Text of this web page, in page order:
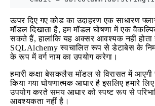
ऊपर दिए गए कोड का उदाहरण एक साधारण
मॉडल दिखाता है, हम मॉडल घोषणा में एक
सकते हैं, हालांकि यह अक्सर आवश्यक नहीं होता
SQLAlchemy स्वचालित रूप से डेटाबेस के
के रूप में वर्ग नाम का उपयोग करेगा।
हमारी कक्षा बेसकलैस मॉडल से विरासत में आएगी
किया गया घोषणात्मक आधार है इसलिए हमारे
उपयोग करते समय आधार को स्पष्ट रूप से
आवश्यकता नहीं है।